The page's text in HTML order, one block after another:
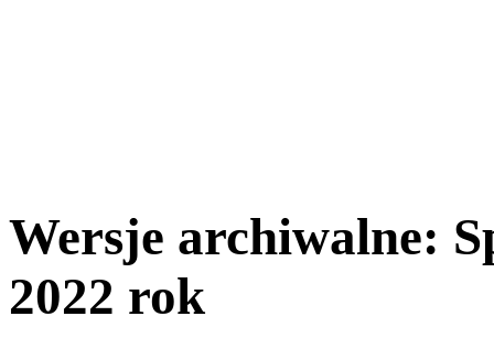
Wersje archiwalne:
2022 rok